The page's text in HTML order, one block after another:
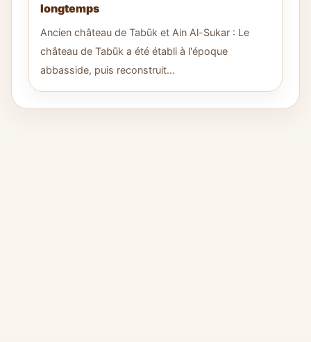
longtemps
Ancien château de Tabūk et Ain Al-Sukar : Le
château de Tabūk a été établi à l'époque
abbasside, puis reconstruit...